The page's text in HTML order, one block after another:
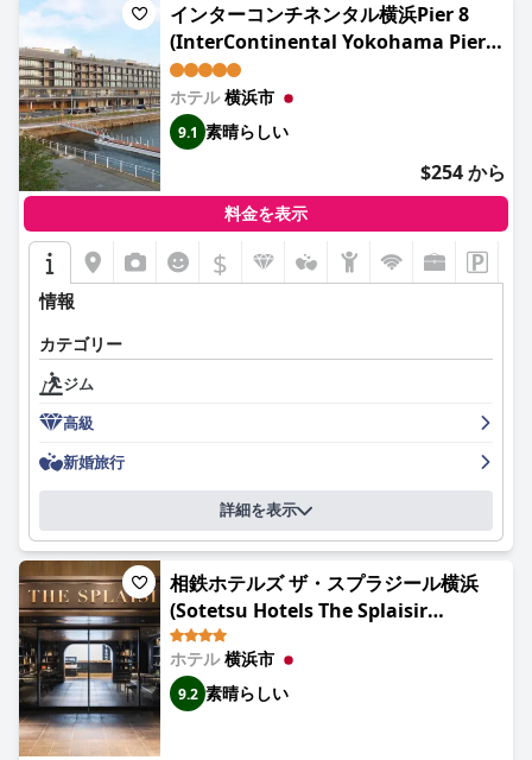
インターコンチネンタル横浜Pier 8
(InterContinental Yokohama Pier 8
by IHG)
ホテル横浜市
9.1 素晴らしい
$254 から
料金を表示
$
情報
カテゴリー
ジム
高級
新婚旅行
詳細を表示
相鉄ホテルズ ザ・スプラジール横浜
(Sotetsu Hotels The Splaisir
Yokohama)
ホテル横浜市
9.2 素晴らしい